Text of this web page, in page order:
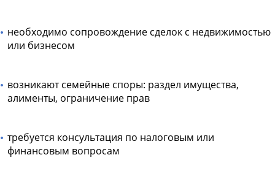
необходимо сопровождение сделок с недвижимостью
или бизнесом
возникают семейные споры: раздел имущества,
алименты, ограничение прав
требуется консультация по налоговым или
финансовым вопросам